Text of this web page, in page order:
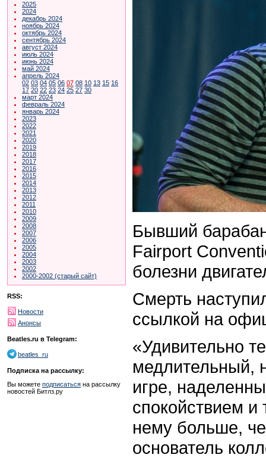
2025
2024
декабрь 2024
ноябрь 2024
октябрь 2024
сентябрь 2024
август 2024
июль 2024
июнь 2024
май 2024
апрель 2024
02 03 04 05 06 07 08 10 13 15 16
17 20 22 23 24 25 27 30
март 2024
февраль 2024
январь 2024
2023
2022
2021
2020
2019
2018
2017
2016
2015
2014
2013
2012
2011
2010
2009
2008
2007
2006
2005
2004
2003
2002
2000-2002 (старый сайт)
RSS:
Новости
Анонсы
Beatles.ru в Telegram:
beatles_ru
Подписка на рассылку:
Вы можете подписаться на рассылку
новостей Битлз.ру
Бывший
Fairport
болезни
Смерть
ссылкой на
«Удивительно
медлительный,
игре,
спокойствием и
нему больше,
основатель